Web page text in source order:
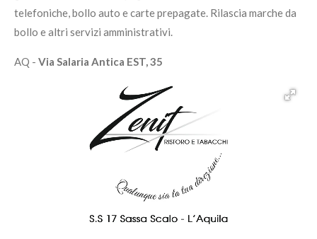
telefoniche, bollo auto e carte prepagate. Rilascia marche da
bollo e altri servizi amministrativi.
AQ - Via Salaria Antica EST, 35